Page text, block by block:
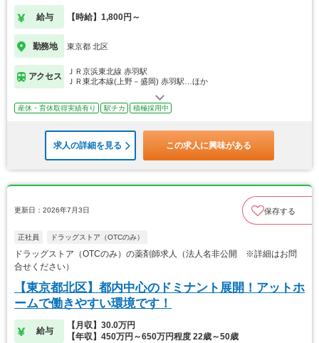
給与 【時給】1,800円～
勤務地 東京都 北区
アクセス
ＪＲ京浜東北線 赤羽駅
ＪＲ東北本線(上野－盛岡) 赤羽駅…ほか
産休・育休取得実績有り 駅チカ 積極採用中
求人の詳細を見る この求人に興味がある
更新日：2026年7月3日 保存する
正社員 ドラッグストア（OTCのみ）
ドラッグストア（OTCのみ）の薬剤師求人（法人名非公開 ※詳細はお問
合せください）
【東京都北区】都内中心のドミナント展開！アットホ
ームで働きやすい環境です！
給与
【月収】30.0万円
【年収】450万円～650万円程度 22歳～50歳